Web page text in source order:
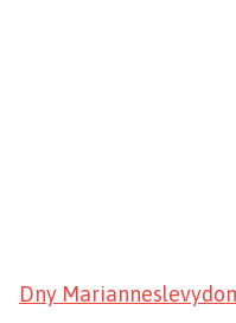
Dny Marianneslevy